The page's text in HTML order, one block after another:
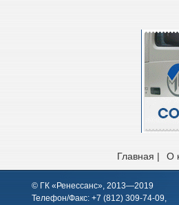
Главная | О
© ГК «Ренессанс», 2013—2019
Телефон/Факс: +7 (812) 309-74-09,